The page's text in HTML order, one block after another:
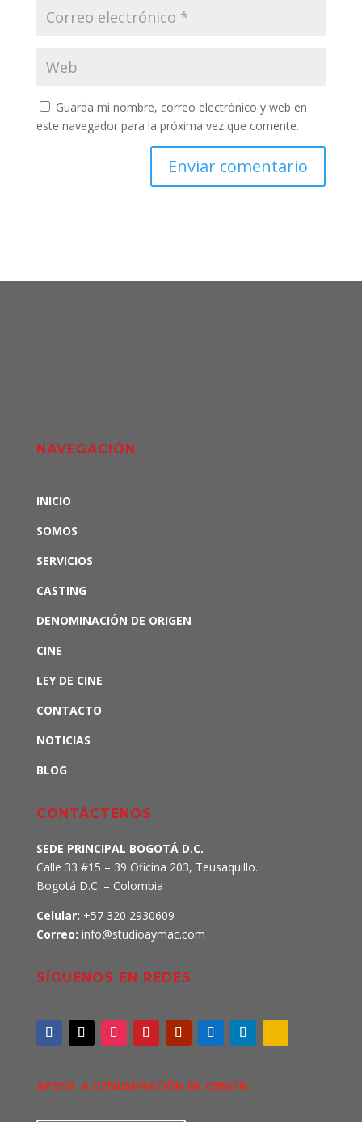
Guarda mi nombre, correo electrónico y web en
este navegador para la próxima vez que comente.
NAVEGACIÓN
INICIO
SOMOS
SERVICIOS
CASTING
DENOMINACIÓN DE ORIGEN
CINE
LEY DE CINE
CONTACTO
NOTICIAS
BLOG
CONTÁCTENOS
SEDE PRINCIPAL BOGOTÁ D.C.
Calle 33 #15 – 39 Oficina 203, Teusaquillo.
Bogotá D.C. – Colombia
Celular: +57 320 2930609
Correo: info@studioaymac.com
SÍGUENOS EN REDES
APOYA A DENOMINACIÓN DE ORIGEN